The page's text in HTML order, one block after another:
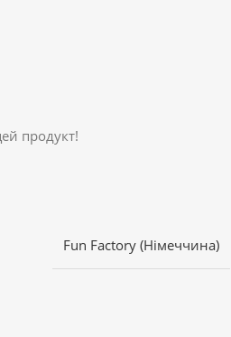
продукт!
Fun Factory (Німеччина)